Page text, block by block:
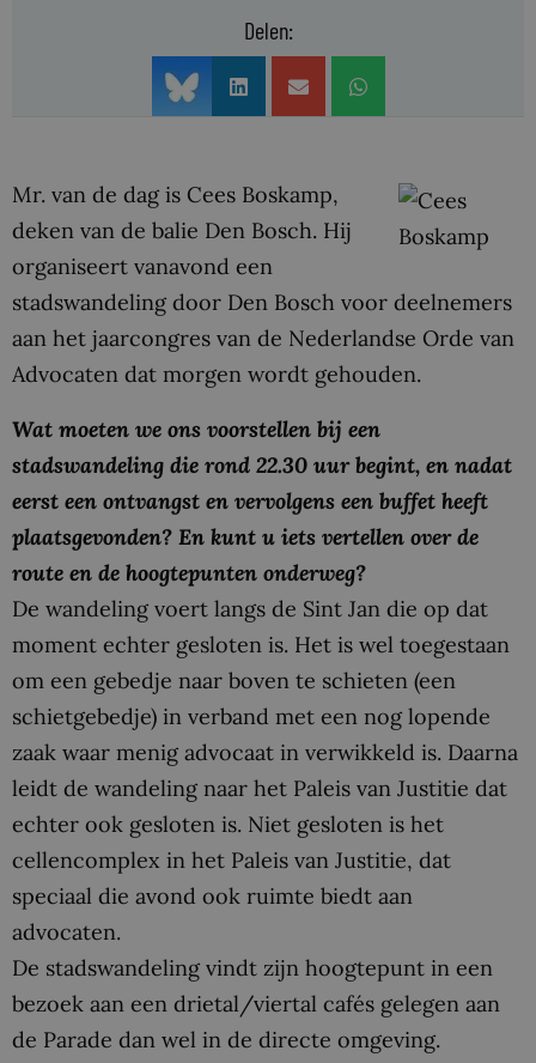
Delen:
Mr. van de dag is Cees Boskamp,
deken van de balie Den Bosch. Hij
organiseert vanavond een
stadswandeling door Den Bosch voor deelnemers
aan het jaarcongres van de Nederlandse Orde van
Advocaten dat morgen wordt gehouden.
Wat moeten we ons voorstellen bij een
stadswandeling die rond 22.30 uur begint, en nadat
eerst een ontvangst en vervolgens een buffet heeft
plaatsgevonden? En kunt u iets vertellen over de
route en de hoogtepunten onderweg?
De wandeling voert langs de Sint Jan die op dat
moment echter gesloten is. Het is wel toegestaan
om een gebedje naar boven te schieten (een
schietgebedje) in verband met een nog lopende
zaak waar menig advocaat in verwikkeld is. Daarna
leidt de wandeling naar het Paleis van Justitie dat
echter ook gesloten is. Niet gesloten is het
cellencomplex in het Paleis van Justitie, dat
speciaal die avond ook ruimte biedt aan
advocaten.
De stadswandeling vindt zijn hoogtepunt in een
bezoek aan een drietal/viertal cafés gelegen aan
de Parade dan wel in de directe omgeving.